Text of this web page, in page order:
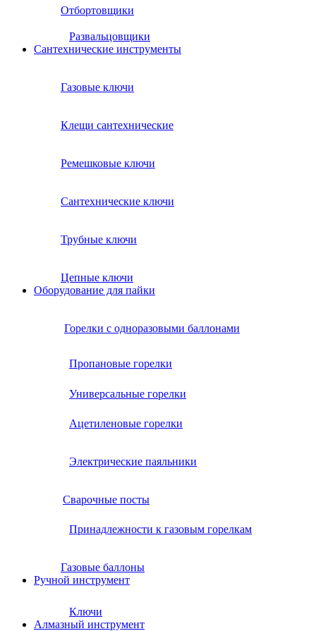
Отбортовщики
Развальцовщики
Сантехнические инcтрументы
Газовые ключи
Клещи сантехнические
Ремешковые ключи
Сантехнические ключи
Трубные ключи
Цепные ключи
Оборудование для пайки
Горелки с одноразовыми баллонами
Пропановые горелки
Универсальные горелки
Ацетиленовые горелки
Электрические паяльники
Сварочные посты
Принадлежности к газовым горелкам
Газовые баллоны
Ручной инструмент
Ключи
Алмазный инструмент